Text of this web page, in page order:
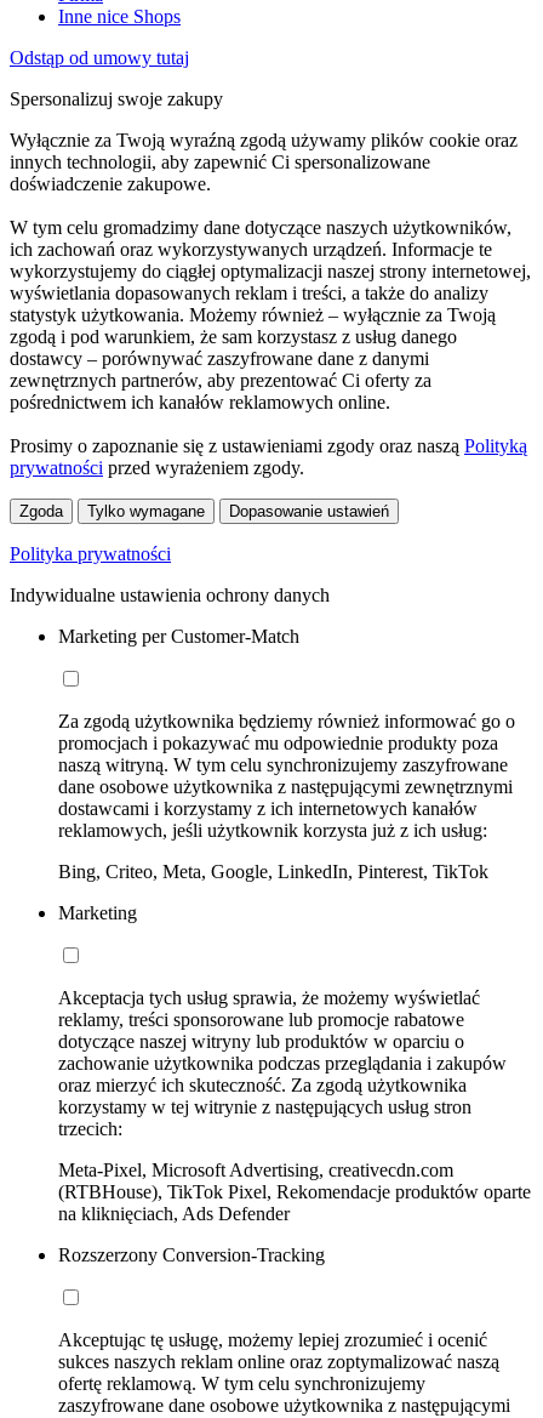
Inne nice Shops
Odstąp od umowy tutaj
Spersonalizuj swoje zakupy
Wyłącznie za Twoją wyraźną zgodą używamy plików cookie oraz
innych technologii, aby zapewnić Ci spersonalizowane
doświadczenie zakupowe.
W tym celu gromadzimy dane dotyczące naszych użytkowników,
ich zachowań oraz wykorzystywanych urządzeń. Informacje te
wykorzystujemy do ciągłej optymalizacji naszej strony internetowej,
wyświetlania dopasowanych reklam i treści, a także do analizy
statystyk użytkowania. Możemy również – wyłącznie za Twoją
zgodą i pod warunkiem, że sam korzystasz z usług danego
dostawcy – porównywać zaszyfrowane dane z danymi
zewnętrznych partnerów, aby prezentować Ci oferty za
pośrednictwem ich kanałów reklamowych online.
Prosimy o zapoznanie się z ustawieniami zgody oraz naszą Polityką
prywatności przed wyrażeniem zgody.
Zgoda Tylko wymagane Dopasowanie ustawień
Polityka prywatności
Indywidualne ustawienia ochrony danych
Marketing per Customer-Match
Za zgodą użytkownika będziemy również informować go o
promocjach i pokazywać mu odpowiednie produkty poza
naszą witryną. W tym celu synchronizujemy zaszyfrowane
dane osobowe użytkownika z następującymi zewnętrznymi
dostawcami i korzystamy z ich internetowych kanałów
reklamowych, jeśli użytkownik korzysta już z ich usług:
Bing, Criteo, Meta, Google, LinkedIn, Pinterest, TikTok
Marketing
Akceptacja tych usług sprawia, że możemy wyświetlać
reklamy, treści sponsorowane lub promocje rabatowe
dotyczące naszej witryny lub produktów w oparciu o
zachowanie użytkownika podczas przeglądania i zakupów
oraz mierzyć ich skuteczność. Za zgodą użytkownika
korzystamy w tej witrynie z następujących usług stron
trzecich:
Meta-Pixel, Microsoft Advertising, creativecdn.com
(RTBHouse), TikTok Pixel, Rekomendacje produktów oparte
na kliknięciach, Ads Defender
Rozszerzony Conversion-Tracking
Akceptując tę usługę, możemy lepiej zrozumieć i ocenić
sukces naszych reklam online oraz zoptymalizować naszą
ofertę reklamową. W tym celu synchronizujemy
zaszyfrowane dane osobowe użytkownika z następującymi